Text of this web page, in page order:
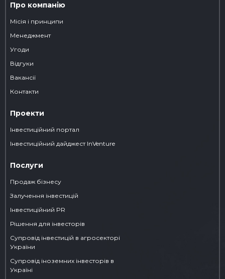
Про компанію
Місія і принципи
Менеджмент
Угоди
Відгуки
Вакансії
Контакти
Проекти
Інвестиційний портал
Iнвестиційний дайджест InVenture
Послуги
Продаж бізнесу
Залучення інвестицій
Інвестиційний PR
Рішення для інвесторів
Супровід інвестицій в агросекторі
України
Супровід іноземних інвесторів в
Україні